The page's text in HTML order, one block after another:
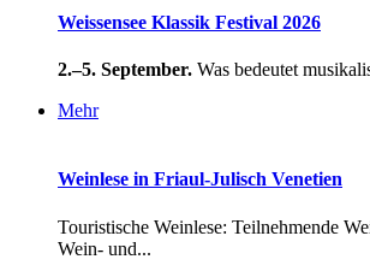
Weissensee Klassik Festival 2026
2.–5. September. Was bedeutet
Mehr
Weinlese in Friaul-Julisch Venetien
Touristische Weinlese: Teilnehmende
Wein- und...